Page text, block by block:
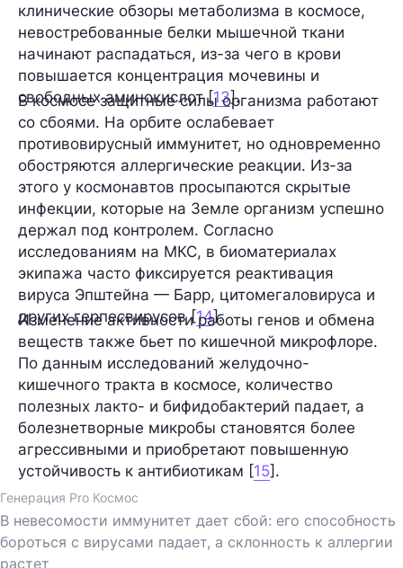
клинические обзоры метаболизма в космосе,
невостребованные белки мышечной ткани
начинают распадаться, из-за чего в крови
повышается концентрация мочевины и
свободных аминокислот [13].
В космосе защитные силы организма работают
со сбоями. На орбите ослабевает
противовирусный иммунитет, но одновременно
обостряются аллергические реакции. Из-за
этого у космонавтов просыпаются скрытые
инфекции, которые на Земле организм успешно
держал под контролем. Согласно
исследованиям на МКС, в биоматериалах
экипажа часто фиксируется реактивация
вируса Эпштейна — Барр, цитомегаловируса и
других герпесвирусов [14].
Изменение активности работы генов и обмена
веществ также бьет по кишечной микрофлоре.
По данным исследований желудочно-
кишечного тракта в космосе, количество
полезных лакто- и бифидобактерий падает, а
болезнетворные микробы становятся более
агрессивными и приобретают повышенную
устойчивость к антибиотикам [15].
Генерация Pro Космос
В невесомости иммунитет дает сбой: его способность
бороться с вирусами падает, а склонность к аллергии
растет